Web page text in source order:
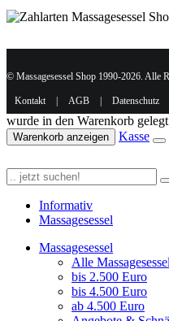
© Massagesessel Shop 1990-2026. Alle
Kontakt AGB Datenschutz
wurde in den Warenkorb
Warenkorb anzeigen Kasse
Informativ
Massagesessel
Massagesessel
Alle Massagesessel
bis 2.500 Euro
bis 4.500 Euro
ab 4.500 Euro